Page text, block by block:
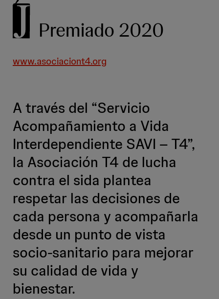
Premiado 2020
www.asociaciont4.org
A través del “Servicio
Acompañamiento a Vida
Interdependiente SAVI – T4”,
la Asociación T4 de lucha
contra el sida plantea
respetar las decisiones de
cada persona y acompañarla
desde un punto de vista
socio-sanitario para mejorar
su calidad de vida y
bienestar.